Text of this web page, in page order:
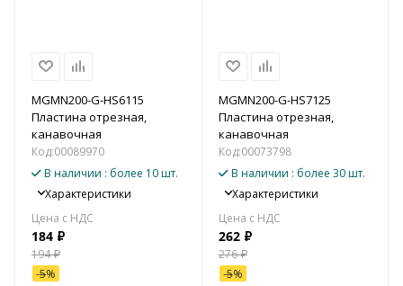
MGMN200-G-HS6115
Пластина отрезная,
канавочная
Код:00089970
В наличии : более 10 шт.
Характеристики
184 ₽
194₽
-5%
MGMN200-G-HS7125
Пластина отрезная,
канавочная
Код:00073798
В наличии : более 30 шт.
Характеристики
262₽
276₽
-5%